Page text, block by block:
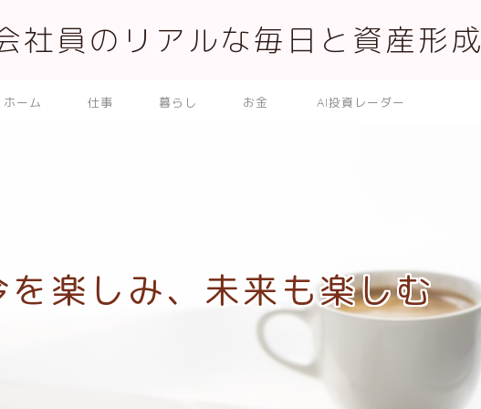
社員のリアルな毎日と資産形成
ホーム 仕事 暮らし お金 AI投資レーダー
を楽しみ、未来も楽しむ